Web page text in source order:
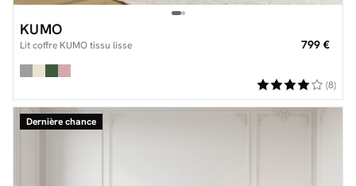
KUMO
Lit coffre KUMO tissu lisse 799 €
(8)
Dernière chance